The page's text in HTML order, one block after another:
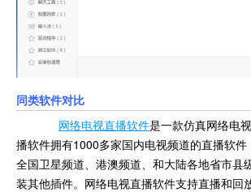
同类软件对比
网络电视直播软件是一款仿真网络电
播软件拥有1000多家国内电视频道的直播软件
全国卫星频道、港澳频道、和大陆各地省市县
装其他插件。网络电视直播软件支持直播和回